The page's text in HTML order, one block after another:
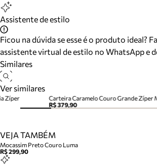
Assistente de estilo
Ficou na dúvida se esse é o produto ideal?
assistente virtual de estilo no WhatsApp e
Similares
Ver similares
Carteira Caramelo Couro Grande Zíper
R$ 379,90
Zíper
VEJA TAMBÉM
Mocassim Preto Couro Luma
R$ 299,90